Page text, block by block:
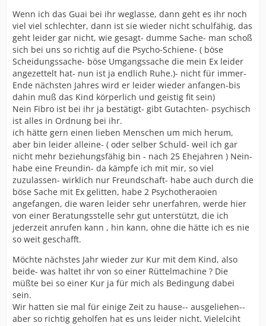
Wenn ich das Guai bei ihr weglasse, dann geht es ihr noch
viel viel schlechter, dann ist sie wieder nicht schulfähig, das
geht leider gar nicht, wie gesagt- dumme Sache- man schoß
sich bei uns so richtig auf die Psycho-Schiene- ( böse
Scheidungssache- böse Umgangssache die mein Ex leider
angezettelt hat- nun ist ja endlich Ruhe.)- nicht für immer-
Ende nächsten Jahres wird er leider wieder anfangen-bis
dahin muß das Kind körperlich und geistig fit sein)
Nein Fibro ist bei ihr ja bestätigt- gibt Gutachten- psychisch
ist alles in Ordnung bei ihr.
ich hätte gern einen lieben Menschen um mich herum,
aber bin leider alleine- ( oder selber Schuld- weil ich gar
nicht mehr beziehungsfähig bin - nach 25 Ehejahren ) Nein-
habe eine Freundin- da kämpfe ich mit mir, so viel
zuzulassen- wirklich nur Freundschaft- habe auch durch die
böse Sache mit Ex gelitten, habe 2 Psychotheraoien
angefangen, die waren leider sehr unerfahren, werde hier
von einer Beratungsstelle sehr gut unterstützt, die ich
jederzeit anrufen kann , hin kann, ohne die hätte ich es nie
so weit geschafft.
Möchte nächstes Jahr wieder zur Kur mit dem Kind, also
beide- was haltet ihr von so einer Rüttelmachine ? Die
müßte bei so einer Kur ja für mich als Bedingung dabei
sein.
Wir hatten sie mal für einige Zeit zu hause-- ausgeliehen--
aber so richtig geholfen hat es uns leider nicht. Vielelciht